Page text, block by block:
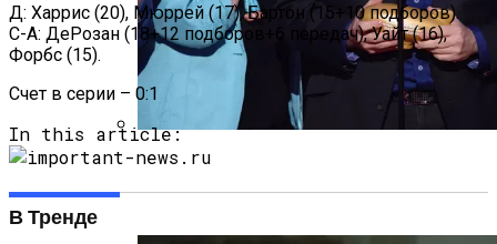
Тёмная Сторона Детских Шоу: Куда
Д: Харрис (20), Мюррей (17), Бартон (15+10 подборов).
С-А: ДеРозан (18+12 подборов+6 передач), Уайт (16),
Форбс (15).
Счет в серии – 0:1
In this article:
В Тренде